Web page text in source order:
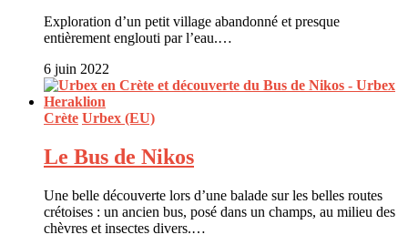
Exploration d’un petit village abandonné et presque
entièrement englouti par l’eau.…
6 juin 2022
Crète Urbex (EU)
Le Bus de Nikos
Une belle découverte lors d’une balade sur les belles routes
crétoises : un ancien bus, posé dans un champs, au milieu des
chèvres et insectes divers.…